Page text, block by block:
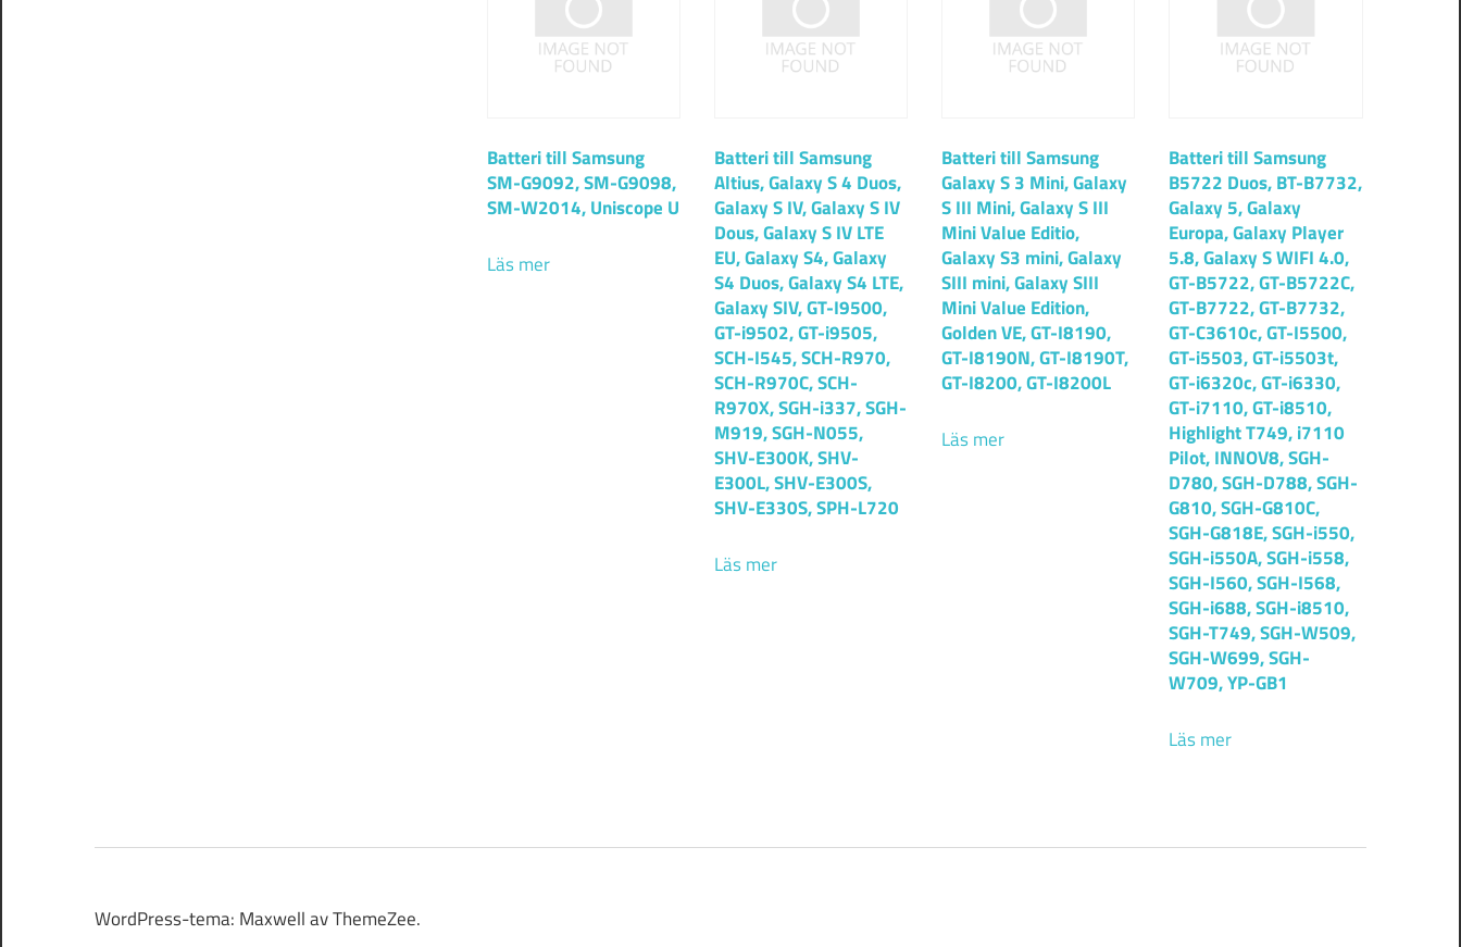
Batteri till Samsung
SM-G9092, SM-G9098,
SM-W2014, Uniscope U
Läs mer
Batteri till Samsung
Altius, Galaxy S 4 Duos,
Galaxy S IV, Galaxy S IV
Dous, Galaxy S IV LTE
EU, Galaxy S4, Galaxy
S4 Duos, Galaxy S4 LTE,
Galaxy SIV, GT-I9500,
GT-i9502, GT-i9505,
SCH-I545, SCH-R970,
SCH-R970C, SCH-
R970X, SGH-i337, SGH-
M919, SGH-N055,
SHV-E300K, SHV-
E300L, SHV-E300S,
SHV-E330S, SPH-L720
Läs mer
Batteri till Samsung
Galaxy S 3 Mini, Galaxy
S III Mini, Galaxy S III
Mini Value Editio,
Galaxy S3 mini, Galaxy
SIII mini, Galaxy SIII
Mini Value Edition,
Golden VE, GT-I8190,
GT-I8190N, GT-I8190T,
GT-I8200, GT-I8200L
Läs mer
Batteri till Samsung
B5722 Duos, BT-B7732,
Galaxy 5, Galaxy
Europa, Galaxy Player
5.8, Galaxy S WIFI 4.0,
GT-B5722, GT-B5722C,
GT-B7722, GT-B7732,
GT-C3610c, GT-I5500,
GT-i5503, GT-i5503t,
GT-i6320c, GT-i6330,
GT-i7110, GT-i8510,
Highlight T749, i7110
Pilot, INNOV8, SGH-
D780, SGH-D788, SGH-
G810, SGH-G810C,
SGH-G818E, SGH-i550,
SGH-i550A, SGH-i558,
SGH-I560, SGH-I568,
SGH-i688, SGH-i8510,
SGH-T749, SGH-W509,
SGH-W699, SGH-
W709, YP-GB1
Läs mer
WordPress-tema: Maxwell av ThemeZee.